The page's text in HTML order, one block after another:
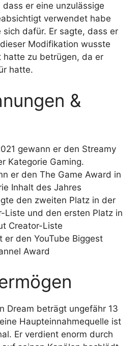
er eine unzulässige
verwendet habe
dafür. Er sagte, dass er
Modifikation wusste
hatte zu betrügen, da er
hatte.
&
gewann er den Streamy
Kategorie Gaming.
er den The Game Award in
Inhalt des Jahres
den zweiten Platz in der
Liste und den ersten Platz in
Creator-Liste
er den YouTube Biggest
Award
Dream beträgt ungefähr 13
Haupteinnahmequelle ist
Er verdient enorm durch